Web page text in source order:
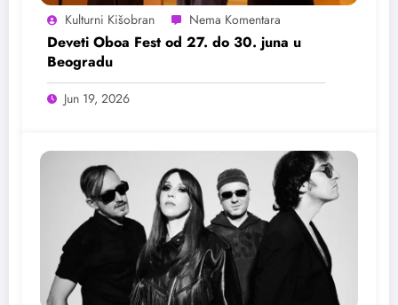
Kulturni Kišobran
Deveti Oboa Fest od 27. do 30. juna u
Beogradu
Jun 19, 2026